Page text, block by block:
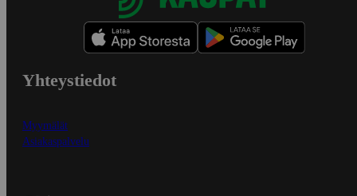
Yhteystiedot
Myymälät
Asiakaspalvelu